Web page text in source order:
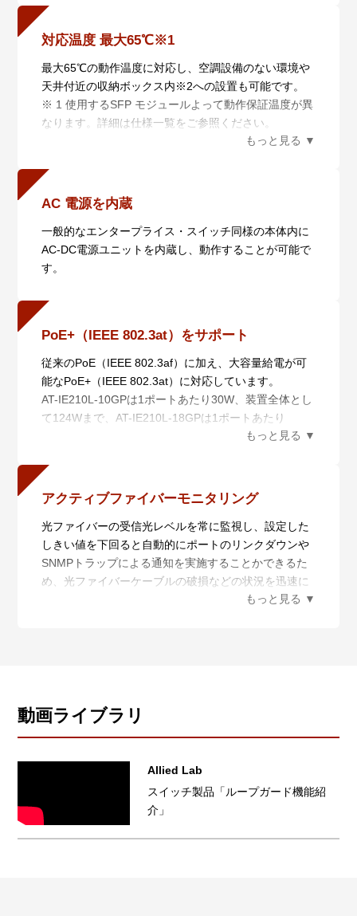
AMF/AMFPlusメンバーの自動認識を行います。
AMF Plusメンバー設置時の自動設定（ゼロタッチイン
ストレーション）、AMF Plusメンバー故障時における
交換機器の自動復旧（オートリカバリー）、複数
AMF/AMFPlusメンバーに対するファームウェアの一括
アップグレードや設定変更、一括バックアップを行い
ンク）
Plusネットワークの構築が可能です。さらに、広域商
用回線を介して本機能を利用しているAMF Plusメンバ
ーの自動復旧にも対応します（ネイバーリカバリー、
シングルノードリカバリー）。
AMF Plusマスターの分散配置と統合管理により、大規
さらに、AMF PlusとAT-Vista Manager EXと連携させ
ることにより収集・分析されたネットワーク全体の情
報を俯瞰的に可視化し、ネットワーク管理者の意図に
基づいてネットワークを最適な状態に保ちます。
ネットワークの仮想化は、データセンター向けスイッ
チなど導入コストが高い製品でのみ対応していること
が困難です。
に対応しており、ループガードや多彩な認証機能など
エッジスイッチに求められる機能を備えながら、AMF
Plusマスター装置との組み合わせにより、ネットワー
クの仮想化および統合管理を産業用ネットワークにも
提供します。
対応温度 最大65℃※1
最大65℃の動作温度に対応し、空調設備のない環境や
天井付近の収納ボックス内※2への設置も可能です。
※ 1 使用するSFP モジュールよって動作保証温度が異
なります。詳細は仕様一覧をご参照ください。
※ 2 収納ボックスは、ファン付きのものに限ります。
AC 電源を内蔵
一般的なエンタープライス・スイッチ同様の本体内に
AC-DC電源ユニットを内蔵し、動作することが可能で
す。
PoE+（IEEE 802.3at）をサポート
従来のPoE（IEEE 802.3af）に加え、大容量給電が可
能なPoE+（IEEE 802.3at）に対応しています。
AT-IE210L-10GPは1ポートあたり30W、装置全体とし
て124Wまで、AT-IE210L-18GPは1ポートあたり
30W、装置全体として247Wまで給電可能なため、
メラなどの様々なPoE+受電機器が接続可能です。
アクティブファイバーモニタリング
光ファイバーの受信光レベルを常に監視し、設定した
しきい値を下回ると自動的にポートのリンクダウンや
SNMPトラップによる通知を実施することかできるた
め、光ファイバーケーブルの破損などの状況を迅速に
動画ライブラリ
Allied Lab
スイッチ製品「ループガード機能紹
介」